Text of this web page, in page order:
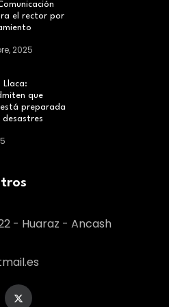
el rector por
2025
Llaca:
que
preparada
- Huaraz - Ancash